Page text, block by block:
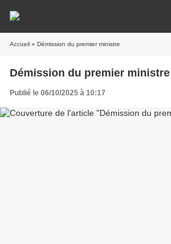
Accueil » Démission du premier ministre
Démission du premier ministre
Publié le 06/10/2025 à 10:17